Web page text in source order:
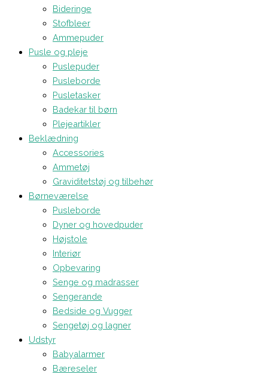
Bideringe
Stofbleer
Ammepuder
Pusle og pleje
Puslepuder
Pusleborde
Pusletasker
Badekar til børn
Plejeartikler
Beklædning
Accessories
Ammetøj
Graviditetstøj og tilbehør
Børneværelse
Pusleborde
Dyner og hovedpuder
Højstole
Interiør
Opbevaring
Senge og madrasser
Sengerande
Bedside og Vugger
Sengetøj og lagner
Udstyr
Babyalarmer
Bæreseler